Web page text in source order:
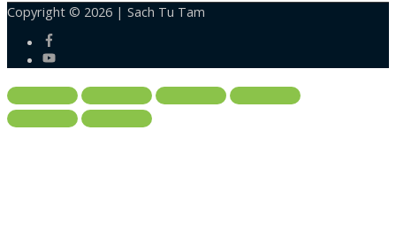
Copyright © 2026 | Sach Tu Tam